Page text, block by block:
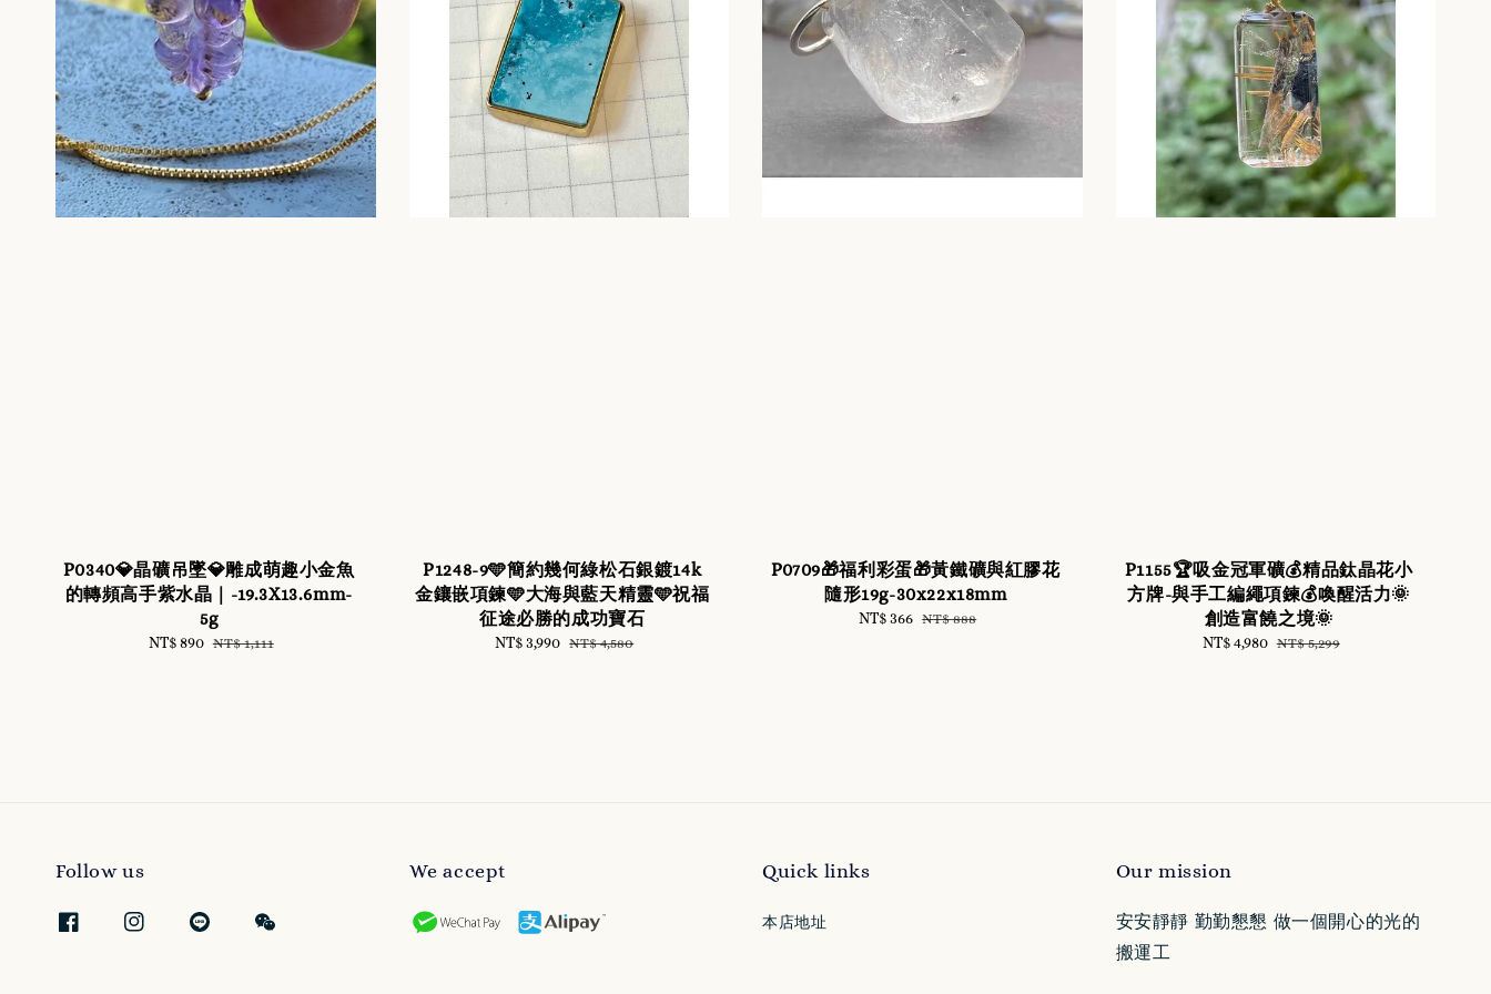
P0340💎晶礦吊墜💎雕成萌趣小金魚
的轉頻高手紫水晶｜-19.3X13.6mm-
5g
Sale
NT$ 890 Regular
NT$ 1,111
P1248-9🩵簡約幾何綠松石銀鍍14k
金鑲嵌項鍊🩵大海與藍天精靈🩵祝福
征途必勝的成功寶石
Sale
NT$ 3,990 Regular
NT$ 4,580
P0709🎁福利彩蛋🎁黃鐵礦與紅膠花
隨形19g-30x22x18mm
Sale
NT$ 366 Regular
NT$ 888
P1155🏆吸金冠軍礦💰精品鈦晶花小
方牌-與手工編繩項鍊💰喚醒活力🌞
創造富饒之境🌞
Sale
NT$ 4,980 Regular
NT$ 5,299
Follow us We accept Quick links
本店地址
Our mission
安安靜靜 勤勤懇懇 做一個開心的光的
搬運工